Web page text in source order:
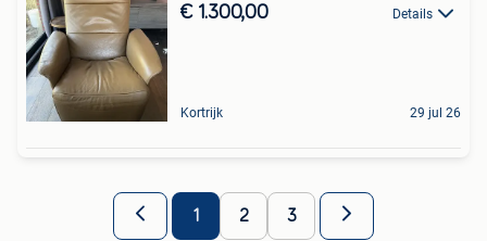
€ 1.300,00 Details
Kortrijk 29 jul 26
1 2 3